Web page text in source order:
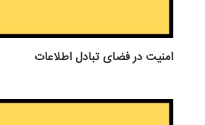
امنیت در فضای تبادل اطلاعات